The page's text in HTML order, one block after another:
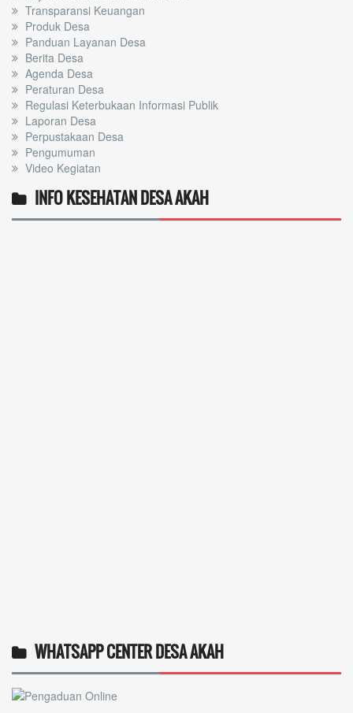
Transparansi Keuangan
Produk Desa
Panduan Layanan Desa
Berita Desa
Agenda Desa
Peraturan Desa
Regulasi Keterbukaan Informasi Publik
Laporan Desa
Perpustakaan Desa
Pengumuman
Video Kegiatan
INFO KESEHATAN DESA AKAH
WHATSAPP CENTER DESA AKAH